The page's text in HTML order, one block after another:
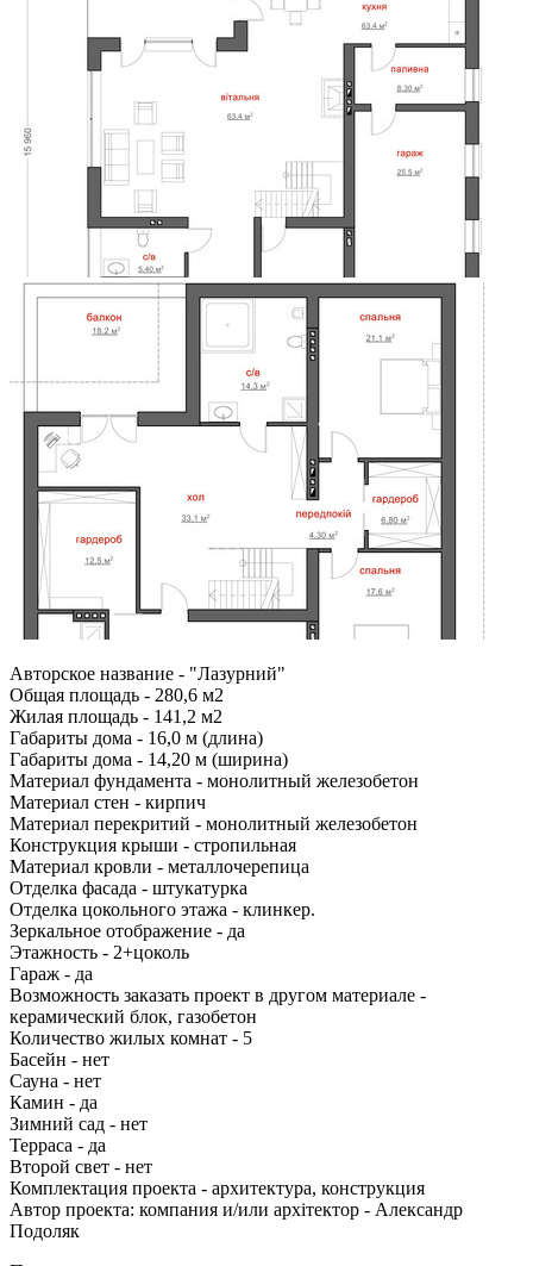
Авторское название - "Лазурний"
Общая площадь - 280,6 м2
Жилая площадь - 141,2 м2
Габариты дома - 16,0 м (длина)
Габариты дома - 14,20 м (ширина)
Материал фундамента - монолитный железобетон
Материал стен - кирпич
Материал перекритий - монолитный железобетон
Конструкция крыши - стропильная
Материал кровли - металлочерепица
Отделка фасада - штукатурка
Отделка цокольного этажа - клинкер.
Зеркальное отображение - да
Этажность - 2+цоколь
Гараж - да
Возможность заказать проект в другом материале -
керамический блок, газобетон
Количество жилых комнат - 5
Басейн - нет
Сауна - нет
Камин - да
Зимний сад - нет
Терраса - да
Второй свет - нет
Комплектация проекта - архитектура, конструкция
Автор проекта: компания и/или архітектор - Александр
Подоляк